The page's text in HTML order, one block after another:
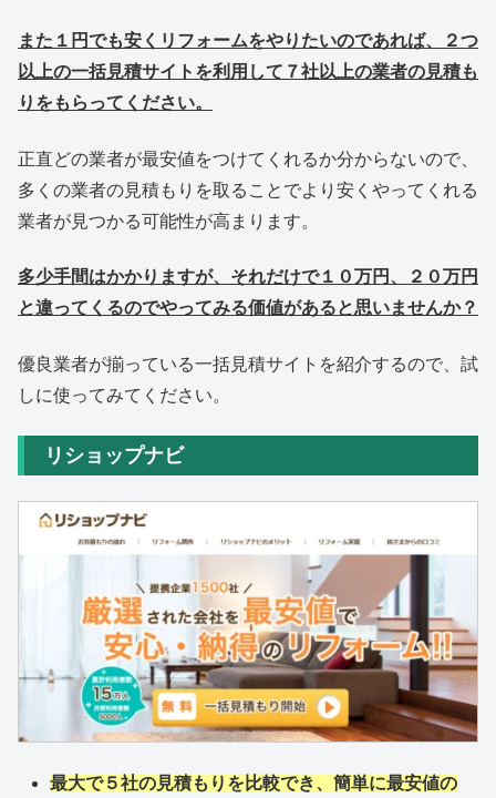
また１円でも安くリフォームをやりたいのであれば、２つ
以上の一括見積サイトを利用して７社以上の業者の見積も
りをもらってください。
正直どの業者が最安値をつけてくれるか分からないので、
多くの業者の見積もりを取ることでより安くやってくれる
業者が見つかる可能性が高まります。
多少手間はかかりますが、それだけで１０万円、２０万円
と違ってくるのでやってみる価値があると思いませんか？
優良業者が揃っている一括見積サイトを紹介するので、試
しに使ってみてください。
リショップナビ
最大で５社の見積もりを比較でき、簡単に最安値の